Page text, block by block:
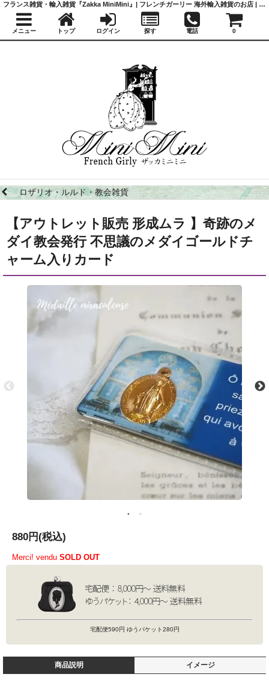
ロザリオ・ルルド・教会雑貨
【アウトレット販売 形成ムラ 】奇跡のメ
ダイ教会発行 不思議のメダイゴールドチ
ャーム入りカード
880円(税込)
Merci! vendu SOLD OUT
宅配便590円 ゆうパケット280円
商品説明 イメージ
フランス雑貨・輸入雑貨『Zakka MiniMini』| フレンチガーリー 海外輸入雑貨のお店 | かわいい雑貨 | 蚤の市 | アンティーク
メニュー トップ ログイン 探す 電話 0